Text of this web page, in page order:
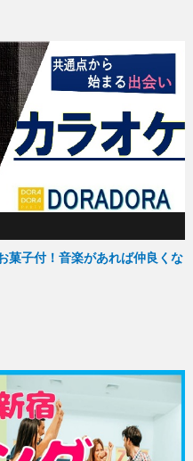
菓子付！音楽があれば仲良くな